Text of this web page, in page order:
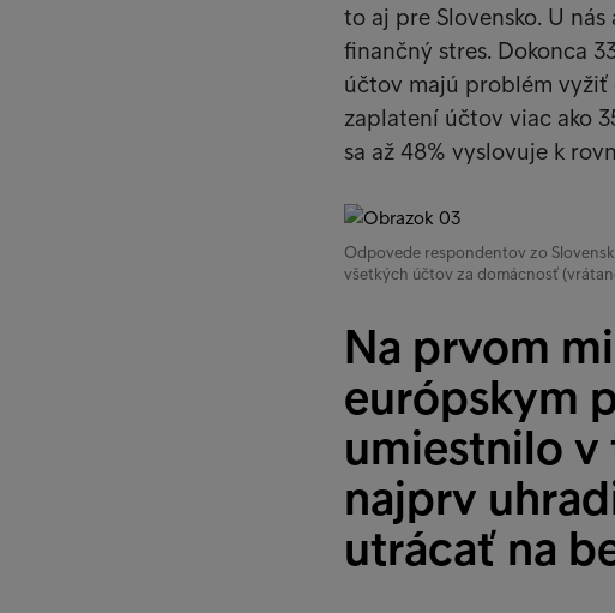
to aj pre Slovensko. U
finančný stres. Dokonca
účtov majú problém
zaplatení účtov viac ako
sa až 48% vyslovuje k
Odpovede respondentov zo
všetkých účtov za domácnosť
Na prvom
európskym
umiestnilo v
najprv
utrácať na